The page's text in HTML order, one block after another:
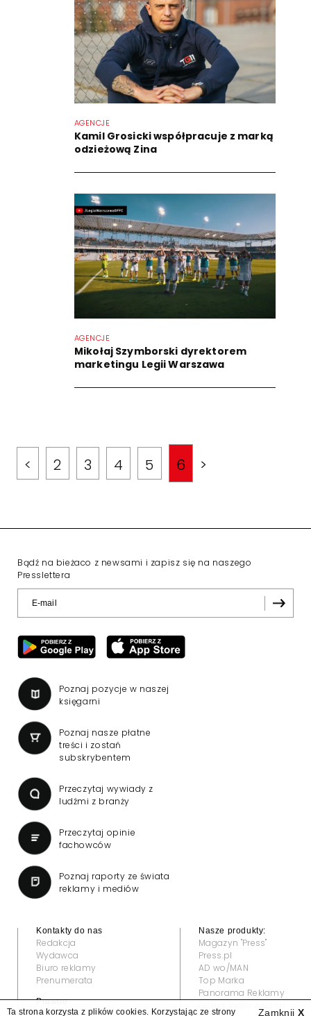
AGENCJE
Kamil Grosicki współpracuje z marką
odzieżową Zina
AGENCJE
Mikołaj Szymborski dyrektorem
marketingu Legii Warszawa
< 2 3 4 5 6 >
Bądź na bieżaco z newsami i zapisz się na naszego
Presslettera
Poznaj pozycje w naszej
księgarni
Poznaj nasze płatne
treści i zostań
subskrybentem
Przeczytaj wywiady z
ludźmi z branży
Przeczytaj opinie
fachowców
Poznaj raporty ze świata
reklamy i mediów
Kontakty do nas
Redakcja
Wydawca
Biuro reklamy
Prenumerata
Prawne:
Regulamin
Nasze produkty:
Magazyn "Press"
Press.pl
AD wo/MAN
Top Marka
Panorama Reklamy
Zamknij X
Ta strona korzysta z plików cookies. Korzystając ze strony